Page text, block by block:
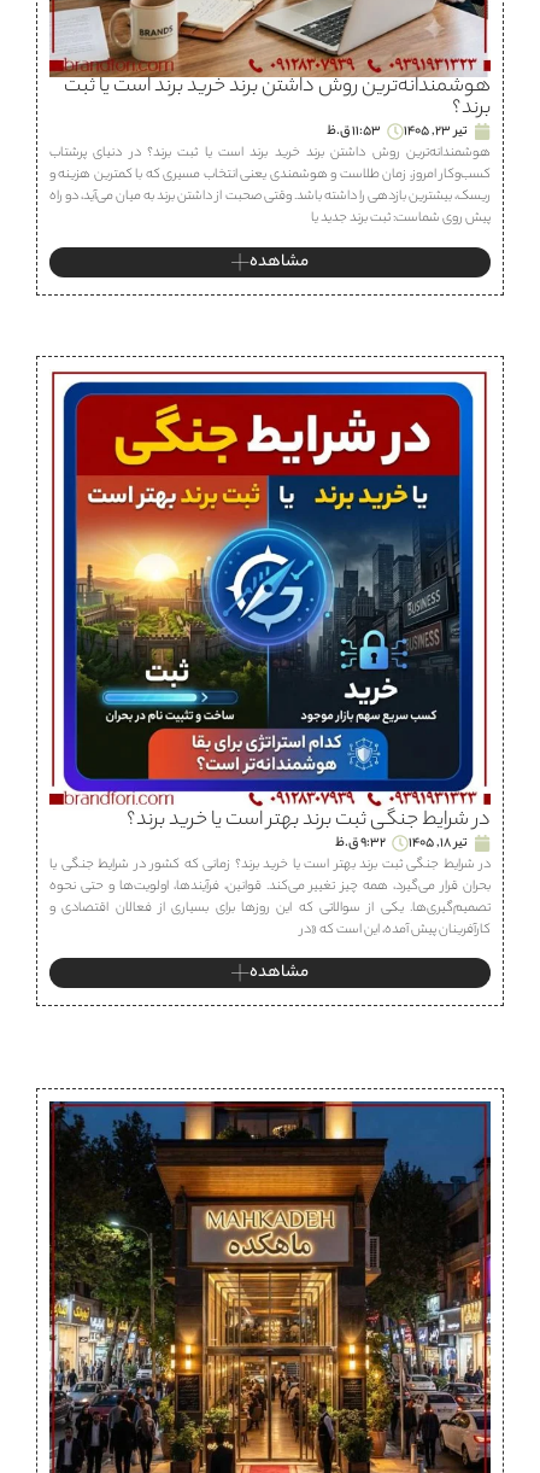
هوشمندانه‌ترین روش داشتن برند خرید برند است یا ثبت
برند؟
تیر 23, 1405
11:53 ق.ظ
هوشمندانه‌ترین روش داشتن برند خرید برند است یا ثبت برند؟ در دنیای پرشتاب
کسب‌وکار امروز، زمان طلاست و هوشمندی یعنی انتخاب مسیری که با کمترین هزینه و
ریسک، بیشترین بازدهی را داشته باشد. وقتی صحبت از داشتن برند به میان می‌آید، دو راه
پیش روی شماست: ثبت برند جدید یا
مشاهده
در شرایط جنگی ثبت برند بهتر است یا خرید برند؟
تیر 18, 1405
9:32 ق.ظ
در شرایط جنگی ثبت برند بهتر است یا خرید برند؟ زمانی که کشور در شرایط جنگی یا
بحران قرار می‌گیرد، همه چیز تغییر می‌کند. قوانین، فرآیندها، اولویت‌ها و حتی نحوه
تصمیم‌گیری‌ها. یکی از سوالاتی که این روزها برای بسیاری از فعالان اقتصادی و
کارآفرینان پیش آمده، این است که «در
مشاهده